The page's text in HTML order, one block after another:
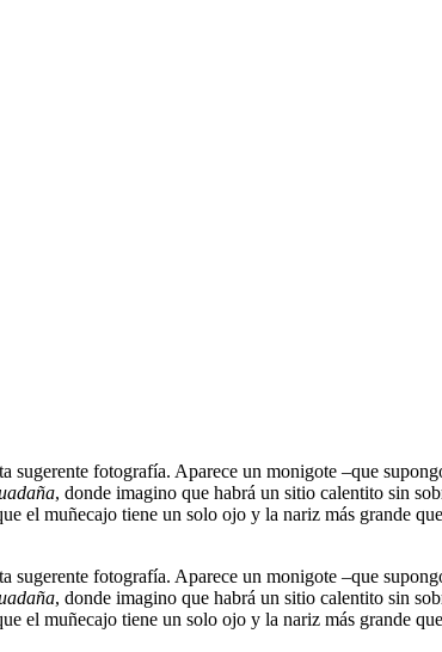
sugerente fotografía. Aparece un monigote –que
, donde imagino que habrá un sitio calentito sin
el muñecajo tiene un solo ojo y la nariz más grande
sugerente fotografía. Aparece un monigote –que
, donde imagino que habrá un sitio calentito sin
el muñecajo tiene un solo ojo y la nariz más grande